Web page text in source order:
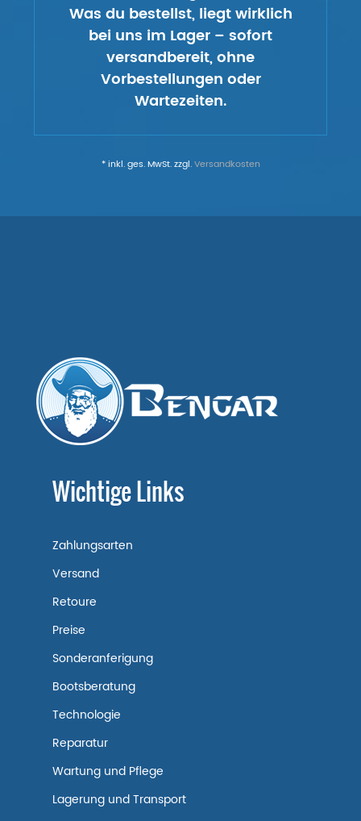
Was du bestellst, liegt wirklich
bei uns im Lager – sofort
versandbereit, ohne
Vorbestellungen oder
Wartezeiten.
* inkl. ges. MwSt. zzgl.Versandkosten
Wichtige Links
Zahlungsarten
Versand
Retoure
Preise
Sonderanferigung
Bootsberatung
Technologie
Reparatur
Wartung und Pflege
Lagerung und Transport